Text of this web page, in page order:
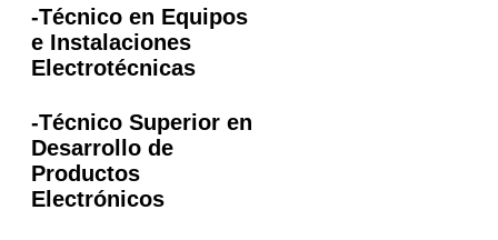
-Técnico en Equipos
e Instalaciones
Electrotécnicas
-Técnico Superior en
Desarrollo de
Productos
Electrónicos